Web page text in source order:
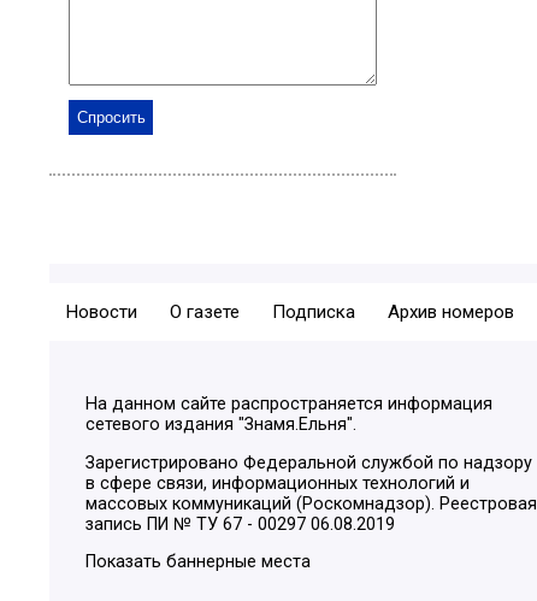
Новости О газете Подписка Архив номеров
На данном сайте распространяется информация
сетевого издания "Знамя.Ельня".
Зарегистрировано Федеральной службой по надзору
в сфере связи, информационных технологий и
массовых коммуникаций (Роскомнадзор). Реестровая
запись ПИ № ТУ 67 - 00297 06.08.2019
Показать баннерные места